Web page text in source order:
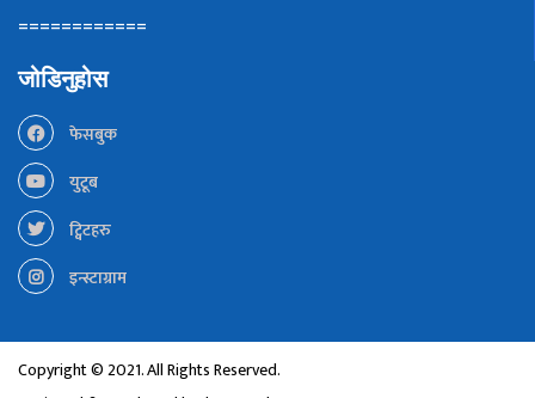
============
जोडिनुहोस
फेसबुक
युटूब
ट्विटहरु
इन्स्टाग्राम
Copyright © 2021. All Rights Reserved.